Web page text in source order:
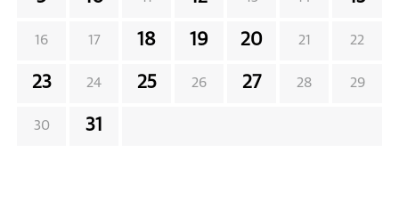
16 17 18 19 20 21 22
23 24 25 26 27 28 29
30 31